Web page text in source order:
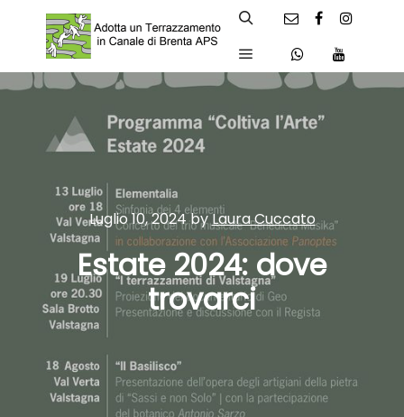
Main menu
Luglio 10, 2024byLaura Cuccato
Estate 2024: dove
trovarci